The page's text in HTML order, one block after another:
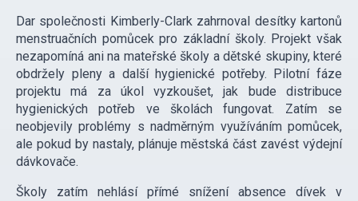
Dar společnosti Kimberly-Clark zahrnoval desítky kartonů
menstruačních pomůcek pro základní školy. Projekt však
nezapomíná ani na mateřské školy a dětské skupiny, které
obdržely pleny a další hygienické potřeby. Pilotní fáze
projektu má za úkol vyzkoušet, jak bude distribuce
hygienických potřeb ve školách fungovat. Zatím se
neobjevily problémy s nadměrným využíváním pomůcek,
ale pokud by nastaly, plánuje městská část zavést výdejní
dávkovače.
Školy zatím nehlásí přímé snížení absence dívek v